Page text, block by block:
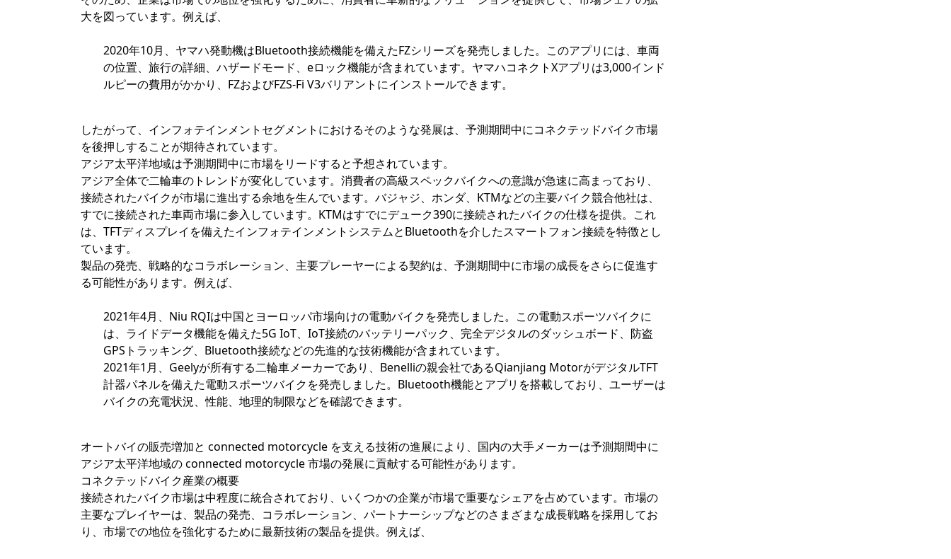
大を図っています。例えば、
2020年10月、ヤマハ発動機はBluetooth接続機能を備えたFZシリーズを発売しました。このアプリには、車両
の位置、旅行の詳細、ハザードモード、eロック機能が含まれています。ヤマハコネクトXアプリは3,000インド
ルピーの費用がかかり、FZおよびFZS-Fi V3バリアントにインストールできます。
したがって、インフォテインメントセグメントにおけるそのような発展は、予測期間中にコネクテッドバイク市場
を後押しすることが期待されています。
アジア太平洋地域は予測期間中に市場をリードすると予想されています。
アジア全体で二輪車のトレンドが変化しています。消費者の高級スペックバイクへの意識が急速に高まっており、
接続されたバイクが市場に進出する余地を生んでいます。バジャジ、ホンダ、KTMなどの主要バイク競合他社は、
すでに接続された車両市場に参入しています。KTMはすでにデューク390に接続されたバイクの仕様を提供。これ
は、TFTディスプレイを備えたインフォテインメントシステムとBluetoothを介したスマートフォン接続を特徴とし
ています。
製品の発売、戦略的なコラボレーション、主要プレーヤーによる契約は、予測期間中に市場の成長をさらに促進す
る可能性があります。例えば、
2021年4月、Niu RQIは中国とヨーロッパ市場向けの電動バイクを発売しました。この電動スポーツバイクに
は、ライドデータ機能を備えた5G IoT、IoT接続のバッテリーパック、完全デジタルのダッシュボード、防盗
GPSトラッキング、Bluetooth接続などの先進的な技術機能が含まれています。
2021年1月、Geelyが所有する二輪車メーカーであり、Benelliの親会社であるQianjiang MotorがデジタルTFT
計器パネルを備えた電動スポーツバイクを発売しました。Bluetooth機能とアプリを搭載しており、ユーザーは
バイクの充電状況、性能、地理的制限などを確認できます。
オートバイの販売増加と connected motorcycle を支える技術の進展により、国内の大手メーカーは予測期間中に
アジア太平洋地域の connected motorcycle 市場の発展に貢献する可能性があります。
コネクテッドバイク産業の概要
接続されたバイク市場は中程度に統合されており、いくつかの企業が市場で重要なシェアを占めています。市場の
主要なプレイヤーは、製品の発売、コラボレーション、パートナーシップなどのさまざまな成長戦略を採用してお
り、市場での地位を強化するために最新技術の製品を提供。例えば、